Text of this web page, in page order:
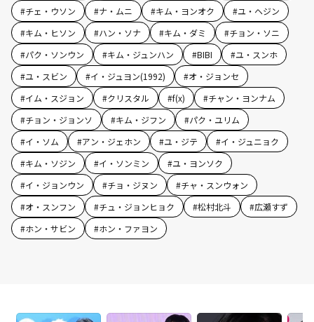
#チェ・ウソン #ナ・ムニ #キム・ヨンオク #ユ・ヘジン
#キム・ヒソン #ハン・ソナ #キム・ダミ #チョン・ソニ
#パク・ソンウン #キム・ジュンハン #BIBI #ユ・スンホ
#ユ・スビン #イ・ジュヨン(1992) #オ・ジョンセ
#イム・スジョン #クリスタル #f(x) #チャン・ヨンナム
#チョン・ジョンソ #キム・ジフン #パク・ユリム
#イ・ソム #アン・ジェホン #ユ・ジテ #イ・ジュニョク
#キム・ソジン #イ・ソンミン #ユ・ヨンソク
#イ・ジョンウン #チョ・ジヌン #チャ・スンウォン
#オ・スンフン #チュ・ジョンヒョク #松村北斗 #広瀬すず
#ホン・サビン #ホン・ファヨン